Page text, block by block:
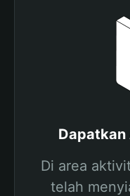
Dapatkan
Di area
telah